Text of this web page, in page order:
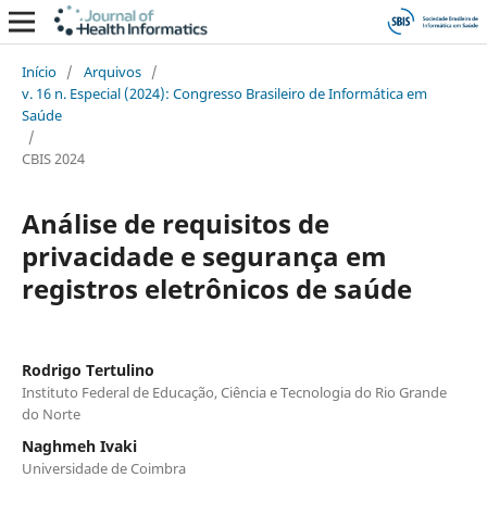
Início / Arquivos /
v. 16 n. Especial (2024): Congresso Brasileiro de Informática em
Saúde
/
CBIS 2024
Análise de requisitos de
privacidade e segurança em
registros eletrônicos de saúde
Rodrigo Tertulino
Instituto Federal de Educação, Ciência e Tecnologia do Rio Grande
do Norte
Naghmeh Ivaki
Universidade de Coimbra